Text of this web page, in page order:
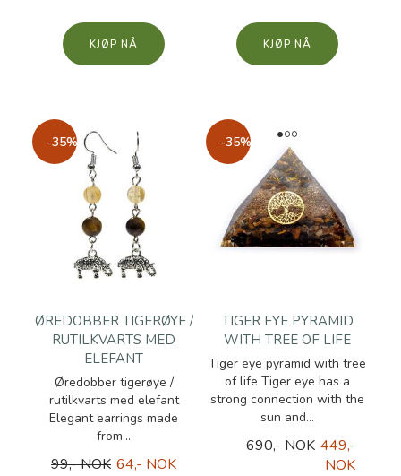
KJØP KJØP
-35%
ØREDOBBER TIGERØYE /
RUTILKVARTS MED
ELEFANT
Øredobber tigerøye /
rutilkvarts med elefant
Elegant earrings made
from...
99,- NOK 64,- NOK
-35%
TIGER EYE PYRAMID
WITH TREE OF LIFE
Tiger eye pyramid with tree
of life Tiger eye has a
strong connection with the
sun and...
690,- NOK 449,-
NOK